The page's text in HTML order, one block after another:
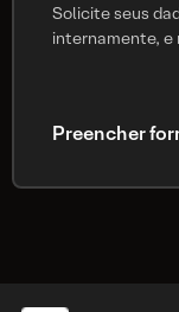
Solicite seus
internamente, e
Preencher